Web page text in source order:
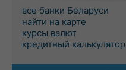
все банки Беларуси
найти на карте
курсы валют
кредитный калькулятор